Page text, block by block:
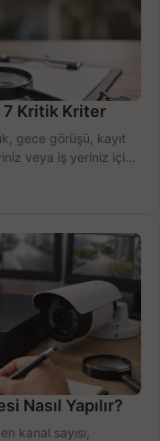
7 Kritik Kriter
gece görüşü, kayıt
veya iş yeriniz için
Nasıl Yapılır?
kanal sayısı,